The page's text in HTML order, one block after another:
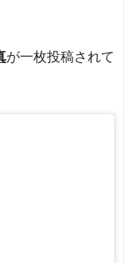
が一枚投稿されて